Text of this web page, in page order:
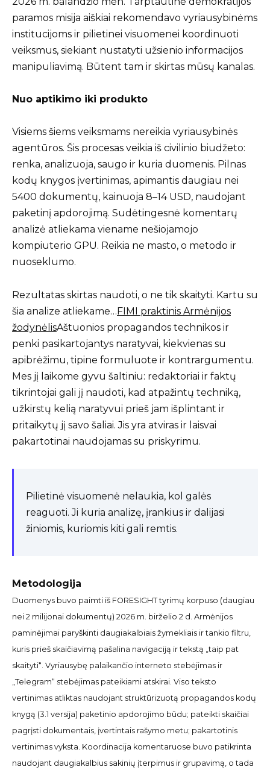
paramos misija aiškiai rekomendavo vyriausybinėms
institucijoms ir pilietinei visuomenei koordinuoti
veiksmus, siekiant nustatyti užsienio informacijos
manipuliavimą. Būtent tam ir skirtas mūsų kanalas.
Nuo aptikimo iki produkto
Visiems šiems veiksmams nereikia vyriausybinės
agentūros. Šis procesas veikia iš civilinio biudžeto:
renka, analizuoja, saugo ir kuria duomenis. Pilnas
kodų knygos įvertinimas, apimantis daugiau nei
5400 dokumentų, kainuoja 8–14 USD, naudojant
paketinį apdorojimą. Sudėtingesnė komentarų
analizė atliekama viename nešiojamojo
kompiuterio GPU. Reikia ne masto, o metodo ir
nuoseklumo.
Rezultatas skirtas naudoti, o ne tik skaityti. Kartu su
šia analize atliekame…FIMI praktinis Armėnijos
žodynėlisAštuonios propagandos technikos ir
penki pasikartojantys naratyvai, kiekvienas su
apibrėžimu, tipine formuluote ir kontrargumentu.
Mes jį laikome gyvu šaltiniu: redaktoriai ir faktų
tikrintojai gali jį naudoti, kad atpažintų techniką,
užkirstų kelią naratyvui prieš jam išplintant ir
pritaikytų jį savo šaliai. Jis yra atviras ir laisvai
pakartotinai naudojamas su priskyrimu.
Pilietinė visuomenė nelaukia, kol galės
reaguoti. Ji kuria analizę, įrankius ir dalijasi
žiniomis, kuriomis kiti gali remtis.
Metodologija
Duomenys buvo paimti iš FORESIGHT tyrimų korpuso (daugiau
nei 2 milijonai dokumentų) 2026 m. birželio 2 d. Armėnijos
paminėjimai paryškinti daugiakalbiais žymekliais ir tankio filtru,
kuris prieš skaičiavimą pašalina navigaciją ir tekstą „taip pat
skaityti“. Vyriausybę palaikančio interneto stebėjimas ir
„Telegram“ stebėjimas pateikiami atskirai. Viso teksto
vertinimas atliktas naudojant struktūrizuotą propagandos kodų
knygą (3.1 versija) paketinio apdorojimo būdu; pateikti skaičiai
pagrįsti dokumentais, įvertintais rašymo metu; pakartotinis
vertinimas vyksta. Koordinacija komentaruose buvo patikrinta
naudojant daugiakalbius sakinių įterpimus ir grupavimą, o tada